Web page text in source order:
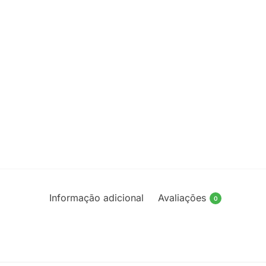
Informação adicional Avaliações 0